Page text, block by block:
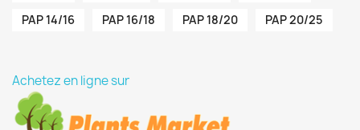
PAP 14/16
PAP 16/18 PAP 18/20 PAP 20/25
Achetez en ligne sur